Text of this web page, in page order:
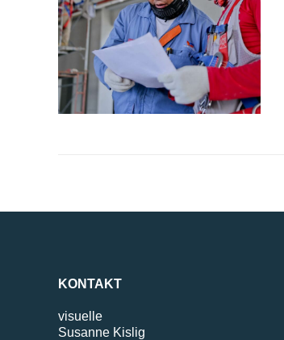
KONTAKT
visuelle
Susanne Kislig